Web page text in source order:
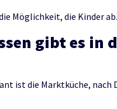
Möglichkeit, die Kinder
gibt es in
ist die Marktküche, nach